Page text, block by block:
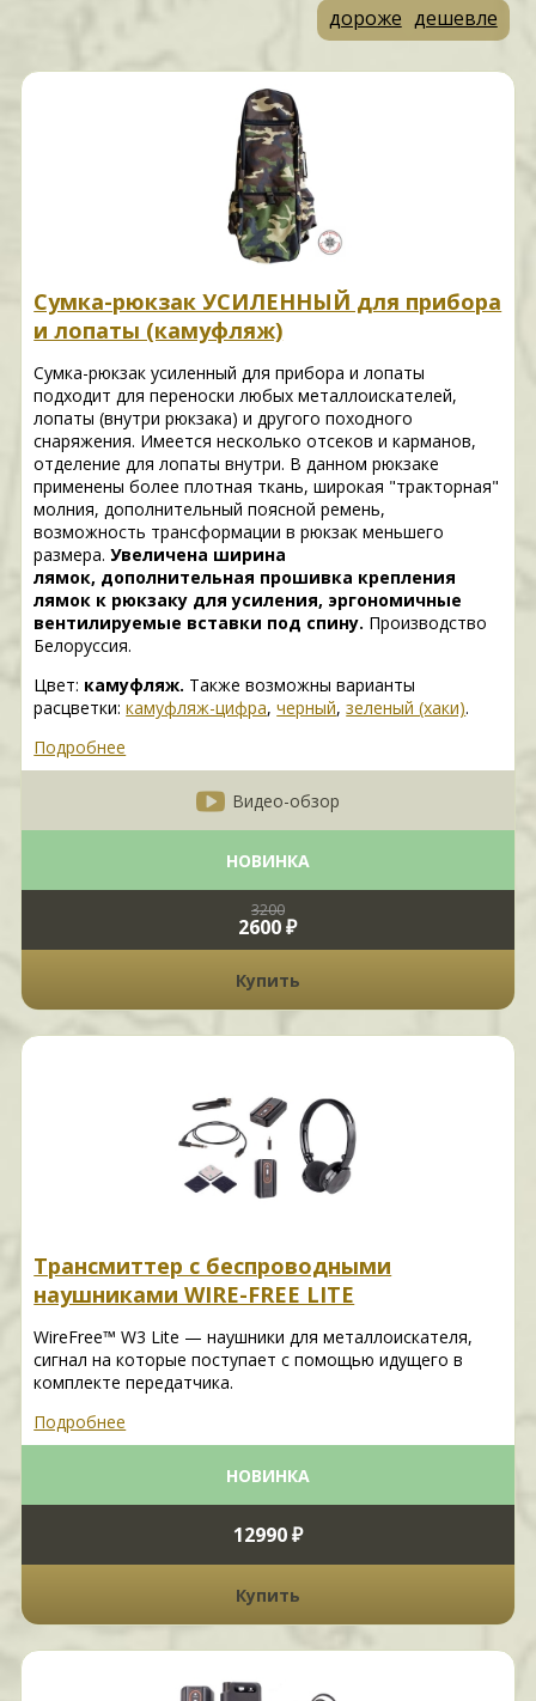
дороже дешевле
Сумка-рюкзак УСИЛЕННЫЙ для прибора
и лопаты (камуфляж)
Сумка-рюкзак усиленный для прибора и лопаты
подходит для переноски любых металлоискателей,
лопаты (внутри рюкзака) и другого походного
снаряжения. Имеется несколько отсеков и карманов,
отделение для лопаты внутри. В данном рюкзаке
применены более плотная ткань, широкая "тракторная"
молния, дополнительный поясной ремень,
возможность трансформации в рюкзак меньшего
размера. Увеличена ширина
лямок, дополнительная прошивка крепления
лямок к рюкзаку для усиления, эргономичные
вентилируемые вставки под спину. Производство
Белоруссия.
Цвет: камуфляж. Также возможны варианты
расцветки:камуфляж-цифра,черный,зеленый (хаки).
Подробнее
Видео-обзор
НОВИНКА
3200
2600 ₽
Купить
Трансмиттер с беспроводными
наушниками WIRE-FREE LITE
WireFree™ W3 Lite — наушники для металлоискателя,
сигнал на которые поступает с помощью идущего в
комплекте передатчика.
Подробнее
НОВИНКА
12990 ₽
Купить